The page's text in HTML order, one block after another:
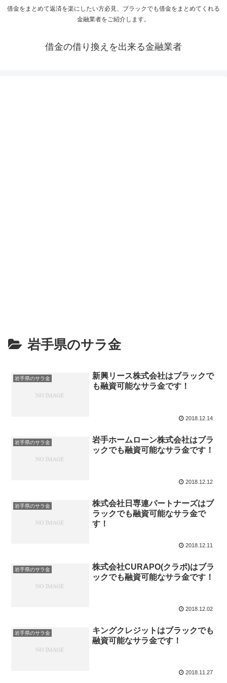
借金をまとめて返済を楽にしたい方必見、ブラックでも借金をまとめてくれる
金融業者をご紹介します。
借金の借り換えを出来る金融業者
岩手県のサラ金
岩手県のサラ金
新興リース株式会社はブラックで
も融資可能なサラ金です！
2018.12.14
岩手県のサラ金
岩手ホームローン株式会社はブラ
ックでも融資可能なサラ金です！
2018.12.12
岩手県のサラ金
株式会社日専連パートナーズはブ
ラックでも融資可能なサラ金で
す！
2018.12.11
岩手県のサラ金
株式会社CURAPO(クラポ)はブラ
ックでも融資可能なサラ金です！
2018.12.02
岩手県のサラ金
キングクレジットはブラックでも
融資可能なサラ金です！
2018.11.27